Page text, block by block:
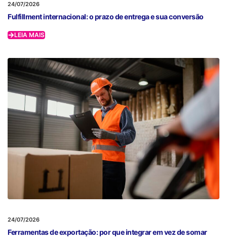
24/07/2026
Fulfillment internacional: o prazo de entrega e sua conversão
LEIA MAIS
24/07/2026
Ferramentas de exportação: por que integrar em vez de somar